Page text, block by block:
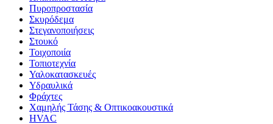
Πυροπροστασία
Σκυρόδεμα
Στεγανοποιήσεις
Στουκό
Τοιχοποιία
Τοπιοτεχνία
Υαλοκατασκευές
Υδραυλικά
Φράχτες
Χαμηλής Τάσης & Οπτικοακουστικά
HVAC